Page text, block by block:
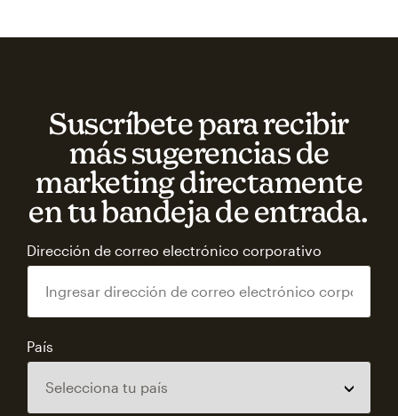
Suscríbete para recibir
más sugerencias de
marketing directamente
en tu bandeja de entrada.
Dirección de correo electrónico corporativo
País